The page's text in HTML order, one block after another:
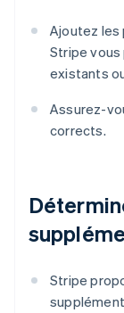
Ajoutez les
Stripe
existants
Assurez-
corrects.
Stripe